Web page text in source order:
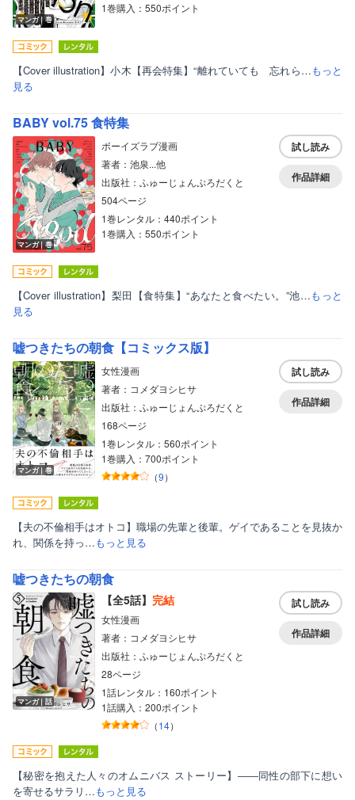
マンガ｜巻
1巻購入：550ポイント
【Cover illustration】小木【再会特集】“離れていても 忘れら…もっと
見る
BABY vol.75 食特集
マンガ｜巻
ボーイズラブ漫画
著者：池泉...他
出版社：ふゅーじょんぷろだくと
504ページ
1巻レンタル：440ポイント
1巻購入：550ポイント
試し読み
作品詳細
【Cover illustration】梨田【食特集】“あなたと食べたい。”池…もっと
見る
嘘つきたちの朝食【コミックス版】
マンガ｜巻
女性漫画
著者：コメダヨシヒサ
出版社：ふゅーじょんぷろだくと
168ページ
1巻レンタル：560ポイント
1巻購入：700ポイント
（9）
試し読み
作品詳細
【夫の不倫相手はオトコ】職場の先輩と後輩。ゲイであることを見抜か
れ、関係を持っ…もっと見る
嘘つきたちの朝食
マンガ｜話
【全5話】 完結
女性漫画
著者：コメダヨシヒサ
出版社：ふゅーじょんぷろだくと
28ページ
1話レンタル：160ポイント
1話購入：200ポイント
（14）
試し読み
作品詳細
【秘密を抱えた人々のオムニバス ストーリー】――同性の部下に想い
を寄せるサラリ…もっと見る